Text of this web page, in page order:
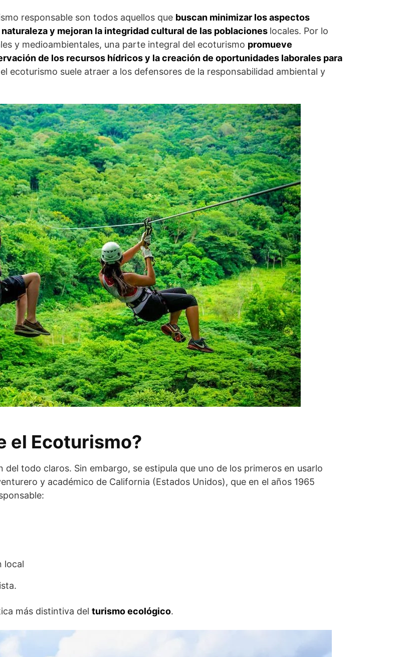
responsable son todos aquellos que buscan minimizar los aspectos
y mejoran la integridad cultural de las poblaciones locales. Por lo
y medioambientales, una parte integral del ecoturismo promueve
de los recursos hídricos y la creación de oportunidades laborales para
ecoturismo suele atraer a los defensores de la responsabilidad ambiental y
el Ecoturismo?
del todo claros. Sin embargo, se estipula que uno de los primeros en usarlo
y académico de California (Estados Unidos), que en el años 1965
local
más distintiva del turismo ecológico.